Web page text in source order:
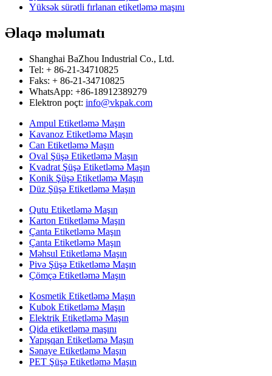
Yüksək sürətli fırlanan etiketləmə maşını
Əlaqə məlumatı
Shanghai BaZhou Industrial Co., Ltd.
Tel: + 86-21-34710825
Faks: + 86-21-34710825
WhatsApp: +86-18912389279
Elektron poçt: info@vkpak.com
Ampul Etiketləmə Maşın
Kavanoz Etiketləmə Maşın
Can Etiketləmə Maşın
Oval Şüşə Etiketləmə Maşın
Kvadrat Şüşə Etiketləmə Maşın
Konik Şüşə Etiketləmə Maşın
Düz Şüşə Etiketləmə Maşın
Qutu Etiketləmə Maşın
Karton Etiketləmə Maşın
Çanta Etiketləmə Maşın
Çanta Etiketləmə Maşın
Məhsul Etiketləmə Maşın
Pivə Şüşə Etiketləmə Maşın
Çömçə Etiketləmə Maşın
Kosmetik Etiketləmə Maşın
Kubok Etiketləmə Maşın
Elektrik Etiketləmə Maşın
Qida etiketləmə maşını
Yapışqan Etiketləmə Maşın
Sənaye Etiketləmə Maşın
PET Şüşə Etiketləmə Maşın